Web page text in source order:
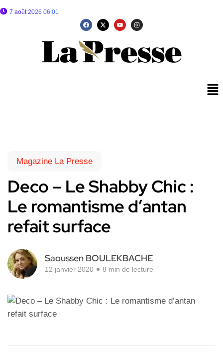
7 août 2026 06:01
Magazine La Presse
Deco – Le Shabby Chic :
Le romantisme d’antan
refait surface
Saoussen BOULEKBACHE
12 janvier 2020 8 min de lecture